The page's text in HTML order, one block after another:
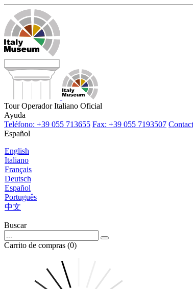
Tour Operador Italiano Oficial
Ayuda
Teléfono: +39 055 713655 Fax: +39 055 7193507
Español
English
Italiano
Français
Deutsch
Español
Português
中文
Buscar
Carrito de compras (0)